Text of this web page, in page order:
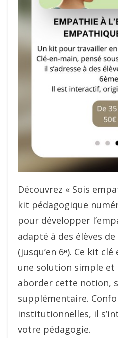
Découvrez « Sois
kit pédagogique
pour développer
adapté à des élèves
(jusqu’en 6ᵉ). Ce kit
une solution simple et
aborder cette notion,
supplémentaire.
institutionnelles, il
votre pédagogie.